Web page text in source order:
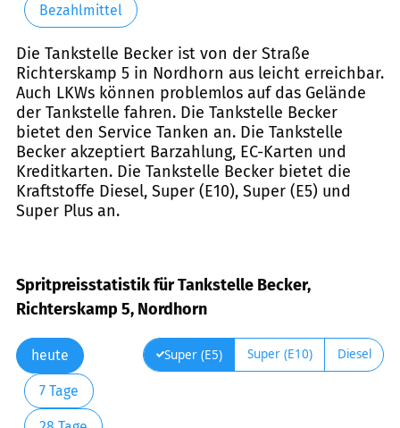
Bezahlmittel
Die Tankstelle Becker ist von der Straße
Richterskamp 5 in Nordhorn aus leicht erreichbar.
Auch LKWs können problemlos auf das Gelände
der Tankstelle fahren. Die Tankstelle Becker
bietet den Service Tanken an. Die Tankstelle
Becker akzeptiert Barzahlung, EC-Karten und
Kreditkarten. Die Tankstelle Becker bietet die
Kraftstoffe Diesel, Super (E10), Super (E5) und
Super Plus an.
Spritpreisstatistik für Tankstelle Becker,
Richterskamp 5, Nordhorn
heute
7 Tage
Super (E5) Super (E10) Diesel